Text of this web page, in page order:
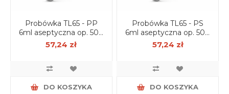
Probówka TL65 - PP
6ml aseptyczna op. 500
szt.
57,24 zł
DO KOSZYKA
Probówka TL65 - PS
6ml aseptyczna op. 500
szt.
57,24 zł
DO KOSZYKA